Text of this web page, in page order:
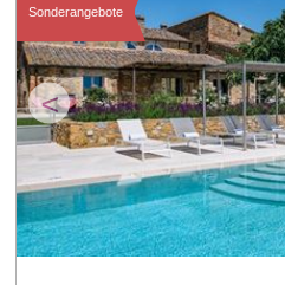
<
Sonderangebote